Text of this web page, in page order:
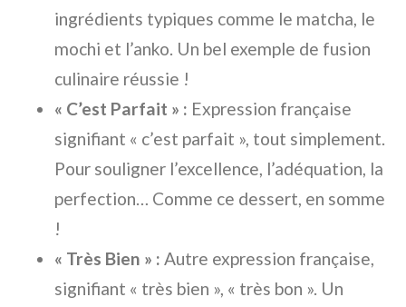
ingrédients typiques comme le matcha, le
mochi et l’anko. Un bel exemple de fusion
culinaire réussie !
« C’est Parfait » : Expression française
signifiant « c’est parfait », tout simplement.
Pour souligner l’excellence, l’adéquation, la
perfection… Comme ce dessert, en somme
!
« Très Bien » : Autre expression française,
signifiant « très bien », « très bon ». Un